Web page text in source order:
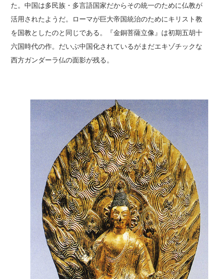
た。中国は多民族・多言語国家だからその統一のために仏教が
活用されたようだ。ローマが巨大帝国統治のためにキリスト教
を国教としたのと同じである。『金銅菩薩立像』は初期五胡十
六国時代の作。だいぶ中国化されているがまだエキゾチックな
西方ガンダーラ仏の面影が残る。